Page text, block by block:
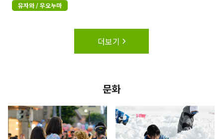
유자와 / 우오누마
더보기
문화